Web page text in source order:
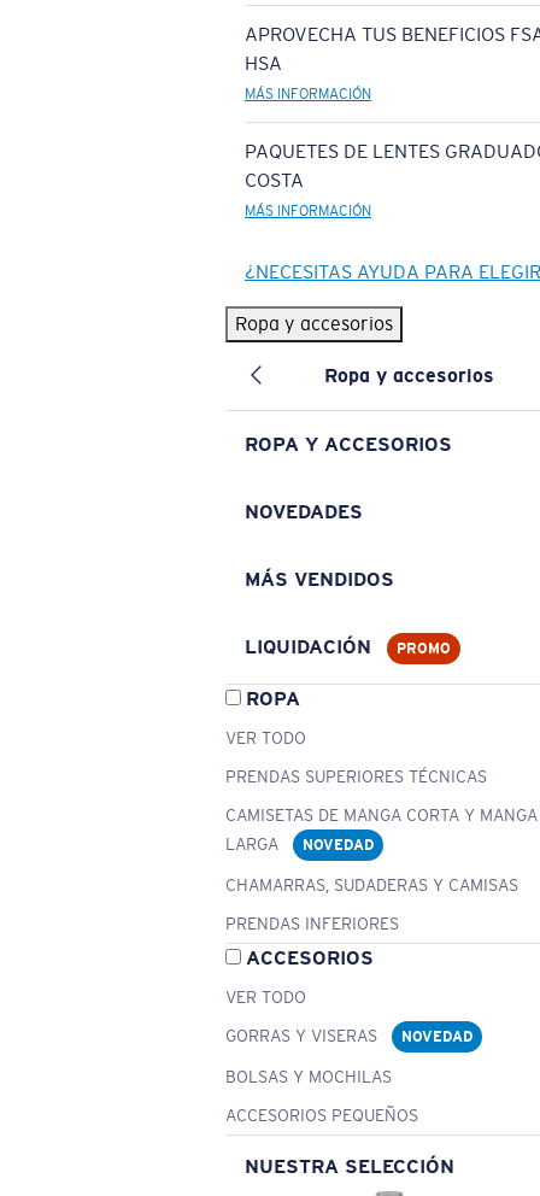
APROVECHA TUS BENEFICIOS
HSA
MÁS INFORMACIÓN
PAQUETES DE LENTES
COSTA
MÁS INFORMACIÓN
¿NECESITAS AYUDA PARA
Ropa y accesorios
Ropa y accesorios
ROPA Y ACCESORIOS
NOVEDADES
MÁS VENDIDOS
LIQUIDACIÓN PROMO
ROPA
VER TODO
PRENDAS SUPERIORES TÉCNICAS
CAMISETAS DE MANGA CORTA Y MANGA
LARGA
NOVEDAD
CHAMARRAS, SUDADERAS Y CAMISAS
PRENDAS INFERIORES
ACCESORIOS
VER TODO
GORRAS Y VISERAS
NOVEDAD
BOLSAS Y MOCHILAS
ACCESORIOS PEQUEÑOS
NUESTRA SELECCIÓN